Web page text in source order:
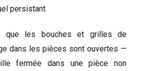
persistant
que les bouches et grilles de
dans les pièces sont ouvertes —
fermée dans une pièce non